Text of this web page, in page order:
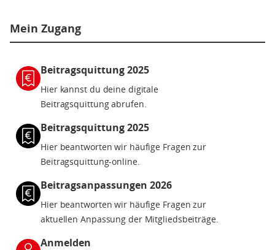
Mein Zugang
Beitragsquittung 2025
Hier kannst du deine digitale
Beitragsquittung abrufen.
Beitragsquittung 2025
Hier beantworten wir häufige Fragen zur
Beitragsquittung-online.
Beitragsanpassungen 2026
Hier beantworten wir häufige Fragen zur
aktuellen Anpassung der Mitgliedsbeiträge.
Anmelden